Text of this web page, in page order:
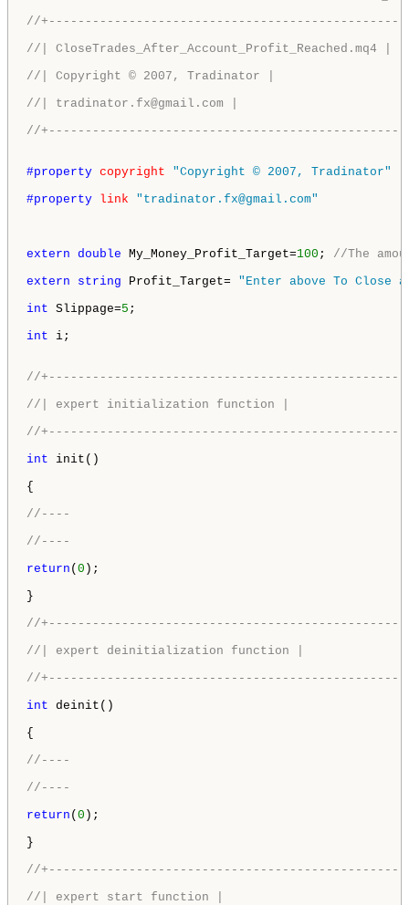
//
//| CloseTrades_After_Account_Profit_Reached.mq4 |
//| Copyright © 2007, Tradinator |
//| tradinator.fx@gmail.com |
//
#property copyright
"Copyright © 2007, Tradinator"
#property link "tradinator.fx@gmail.com"
extern double My_Money_Profit_Target=100 ; //The
extern
string Profit_Target= "Enter above To Close
int Slippage=5 ;
int i;
//
//| expert initialization function |
//
int init()
{
//----
//----
return ( 0 );
}
//
//| expert deinitialization function |
//
int deinit()
{
//----
//----
return ( 0 );
}
//
//| expert start function |